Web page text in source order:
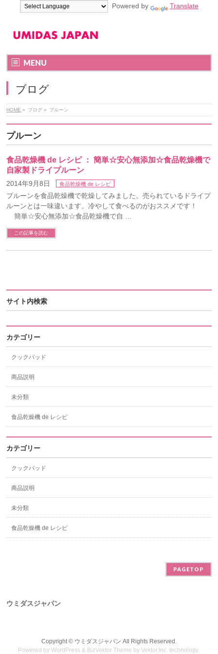
Powered by Translate
MENU
ブログ
HOME » ブログ » プルーン
プルーン
食品乾燥機 de レシピ ： 簡単☆安心無添加☆食品乾燥機で
自家製ドライプルーン
2014年9月8日 食品乾燥機 de レシピ
プルーンを食品乾燥機で乾燥してみました。売られているドライプ
ルーンとは一味違います。冷やして食べるのがおススメです！
簡単☆安心無添加☆食品乾燥機で自 …
この記事を読む
サイト内検索
カテゴリー
クックパッド
商品説明
未分類
食品乾燥機 de レシピ
カテゴリー
クックパッド
商品説明
未分類
食品乾燥機 de レシピ
PAGETOP
ウミダスジャパン
Copyright © ウミダスジャパン All Rights Reserved.
Powered byWordPress & BizVektor Theme byVektor,Inc. technology.